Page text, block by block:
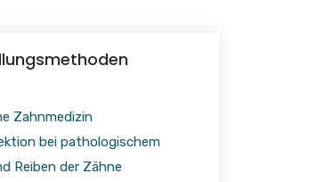
Zahnmedizin
bei pathologischem
Reiben der Zähne